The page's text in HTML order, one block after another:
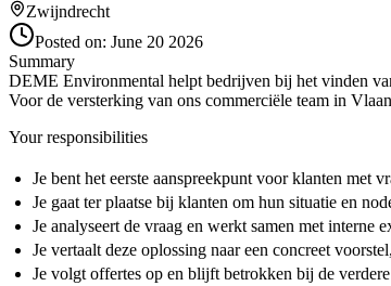
Zwijndrecht
Posted on: June 20 2026
Summary
DEME Environmental helpt bedrijven bij het vinden
Voor de versterking van ons commerciële team in
Your responsibilities
Je bent het eerste aanspreekpunt voor klanten met
Je gaat ter plaatse bij klanten om hun situatie en
Je analyseert de vraag en werkt samen met interne
Je vertaalt deze oplossing naar een concreet
Je volgt offertes op en blijft betrokken bij de